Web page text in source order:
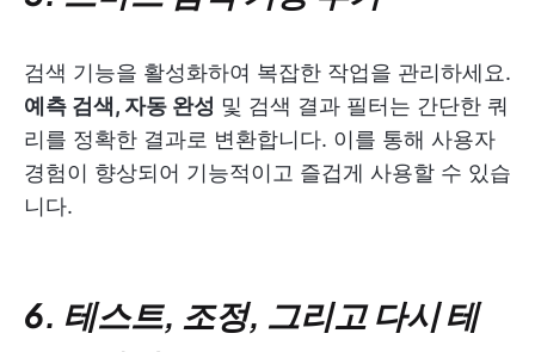
검색 기능을 활성화하여 복잡한 작업을 관리하세요.
예측 검색, 자동 완성 및 검색 결과 필터는 간단한 쿼
리를 정확한 결과로 변환합니다. 이를 통해 사용자
경험이 향상되어 기능적이고 즐겁게 사용할 수 있습
니다.
6. 테스트, 조정, 그리고 다시 테